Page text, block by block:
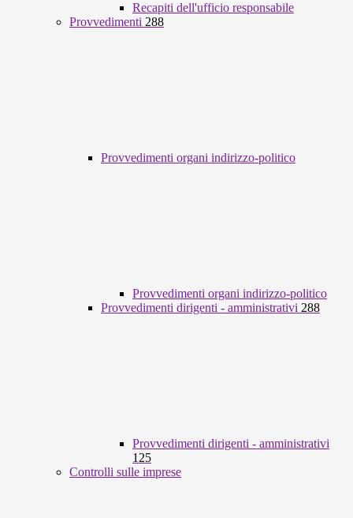
Recapiti dell'ufficio responsabile
Provvedimenti 288
Provvedimenti organi indirizzo-politico
Provvedimenti organi indirizzo-politico
Provvedimenti dirigenti - amministrativi 288
Provvedimenti dirigenti - amministrativi
125
Controlli sulle imprese